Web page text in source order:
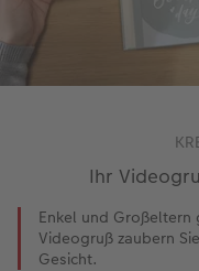
Ihr
Enkel und Großeltern
Videogruß zaubern
Gesicht.